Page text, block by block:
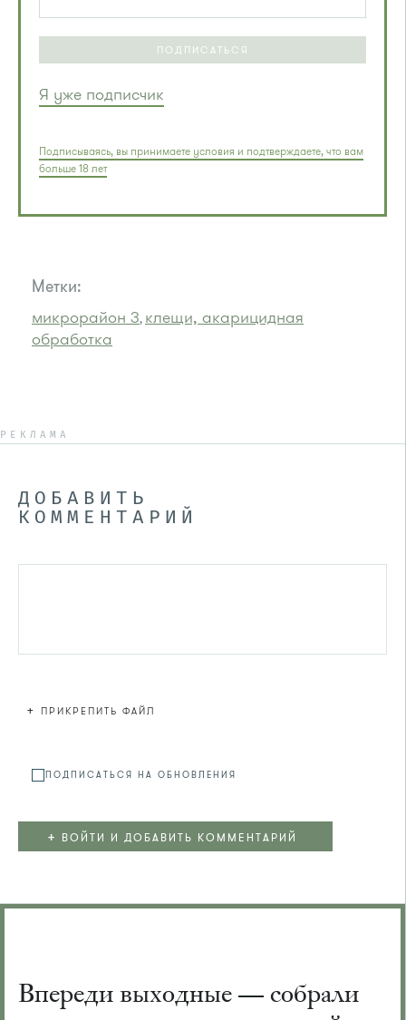
ПОДПИСАТЬСЯ
Я уже подписчик
Подписываясь, вы принимаете условия и подтверждаете, что вам
больше 18 лет
Метки:
микрорайон 3, клещи, акарицидная
обработка
РЕКЛАМА
ДОБАВИТЬ
КОММЕНТАРИЙ
+ ПРИКРЕПИТЬ ФАЙЛ
ПОДПИСАТЬСЯ НА ОБНОВЛЕНИЯ
+ ВОЙТИ И ДОБАВИТЬ КОММЕНТАРИЙ
Впереди выходные — собрали